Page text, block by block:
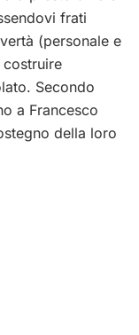
frati
(personale e
Secondo
a Francesco
della loro